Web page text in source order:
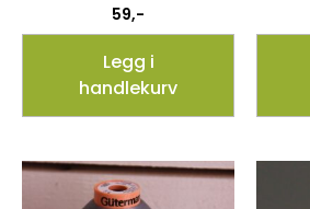
59,-
Legg i
handlekurv